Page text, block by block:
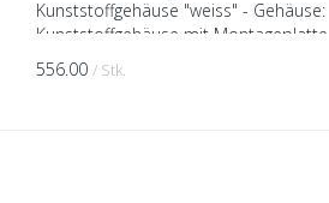
Kunststoffgehäuse "weiss" - Gehäuse:
Kunststoffgehäuse mit Montageplatte -
Wärmepumpengerät (kühlen/heizen) -
Leiser Luftstrom 19dB(A) -...
556.00 / Stk.